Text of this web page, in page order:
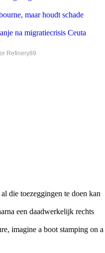
maar houdt schade
na migratiecrisis Ceuta
Refinery89
die toezeggingen te doen kan
een daadwerkelijk rechts
imagine a boot stamping on a